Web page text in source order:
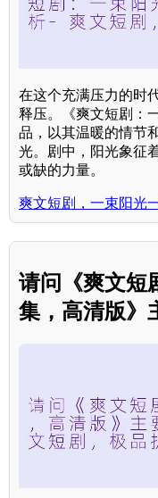
在这个充满压力的时
释压。《爽文短剧：
品，以其温暖的情节
光。剧中，阳光象征
或缺的力量。
爽文短剧，一束阳光
请问《爽文短
集，高清版》